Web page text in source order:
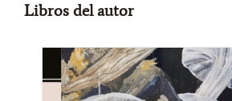
Libros del autor